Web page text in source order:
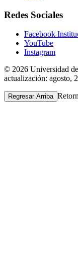
Redes Sociales
Facebook
YouTube
Instagram
© 2026 Universidad
actualización: agosto,
Regresar Arriba